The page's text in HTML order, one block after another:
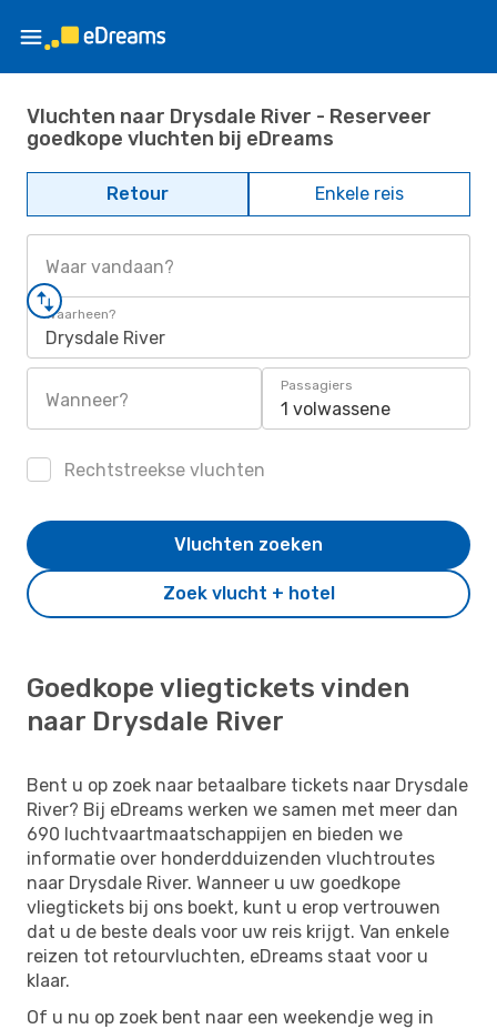
Vluchten naar Drysdale River - Reserveer
goedkope vluchten bij eDreams
Retour Enkele reis
Waar vandaan?
Waarheen?
Drysdale River
Wanneer?
Passagiers
1 volwassene
Rechtstreekse vluchten
Zoek vlucht + hotel
Vluchten zoeken
Goedkope vliegtickets vinden
naar Drysdale River
Bent u op zoek naar betaalbare tickets naar Drysdale
River? Bij eDreams werken we samen met meer dan
690 luchtvaartmaatschappijen en bieden we
informatie over honderdduizenden vluchtroutes
naar Drysdale River. Wanneer u uw goedkope
vliegtickets bij ons boekt, kunt u erop vertrouwen
dat u de beste deals voor uw reis krijgt. Van enkele
reizen tot retourvluchten, eDreams staat voor u
klaar.
Of u nu op zoek bent naar een weekendje weg in